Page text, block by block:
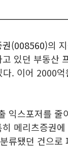
권(008560)의
있던 부동산
. 이어 2000
익스포저를 줄
메리츠증권
류됐던 건으로